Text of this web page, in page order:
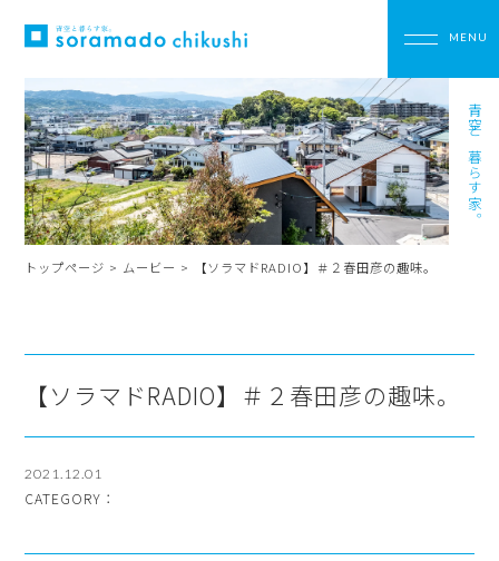
青空と暮らす家。
トップページ > ムービー > 【ソラマドRADIO】＃２春田彦の趣味。
【ソラマドRADIO】＃２春田彦の趣味。
2021.12.01
CATEGORY：